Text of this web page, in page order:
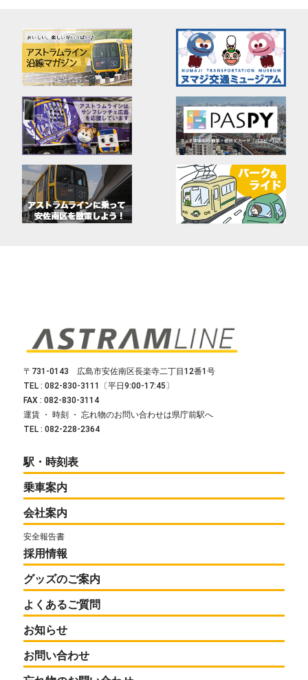
〒731-0143 広島市安佐南区長楽寺二丁目12番1号
TEL : 082-830-3111〔平日9:00-17:45〕
FAX : 082-830-3114
運賃 ・ 時刻 ・ 忘れ物のお問い合わせは県庁前駅へ
TEL : 082-228-2364
駅・時刻表
乗車案内
会社案内
安全報告書
採用情報
グッズのご案内
よくあるご質問
お知らせ
お問い合わせ